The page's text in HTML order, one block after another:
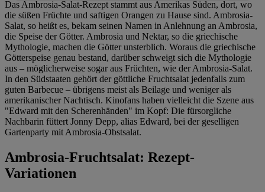
Das Ambrosia-Salat-Rezept stammt aus Amerikas Süden, dort, wo
die süßen Früchte und saftigen Orangen zu Hause sind. Ambrosia-
Salat, so heißt es, bekam seinen Namen in Anlehnung an Ambrosia,
die Speise der Götter. Ambrosia und Nektar, so die griechische
Mythologie, machen die Götter unsterblich. Woraus die griechische
Götterspeise genau bestand, darüber schweigt sich die Mythologie
aus – möglicherweise sogar aus Früchten, wie der Ambrosia-Salat.
In den Südstaaten gehört der göttliche Fruchtsalat jedenfalls zum
guten Barbecue – übrigens meist als Beilage und weniger als
amerikanischer Nachtisch. Kinofans haben vielleicht die Szene aus
"Edward mit den Scherenhänden" im Kopf: Die fürsorgliche
Nachbarin füttert Jonny Depp, alias Edward, bei der geselligen
Gartenparty mit Ambrosia-Obstsalat.
Ambrosia-Fruchtsalat: Rezept-
Variationen
imImpressum